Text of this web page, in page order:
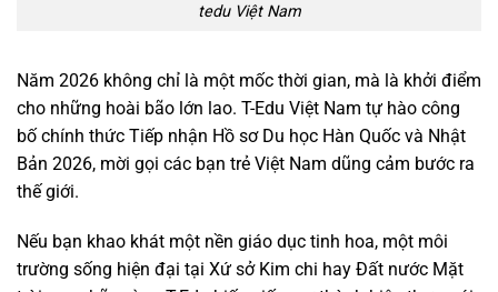
tedu Việt Nam
Năm 2026 không chỉ là một mốc thời gian, mà là khởi điểm
cho những hoài bão lớn lao. T-Edu Việt Nam tự hào công
bố chính thức Tiếp nhận Hồ sơ Du học Hàn Quốc và Nhật
Bản 2026, mời gọi các bạn trẻ Việt Nam dũng cảm bước ra
thế giới.
Nếu bạn khao khát một nền giáo dục tinh hoa, một môi
trường sống hiện đại tại Xứ sở Kim chi hay Đất nước Mặt